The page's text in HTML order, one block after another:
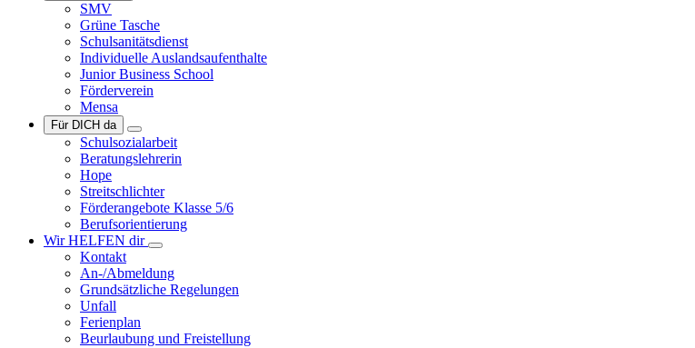
SMV
Grüne Tasche
Schulsanitätsdienst
Individuelle Auslandsaufenthalte
Junior Business School
Förderverein
Mensa
Für DICH da
Schulsozialarbeit
Beratungslehrerin
Hope
Streitschlichter
Förderangebote Klasse 5/6
Berufsorientierung
Wir HELFEN dir
Kontakt
An-/Abmeldung
Grundsätzliche Regelungen
Unfall
Ferienplan
Beurlaubung und Freistellung